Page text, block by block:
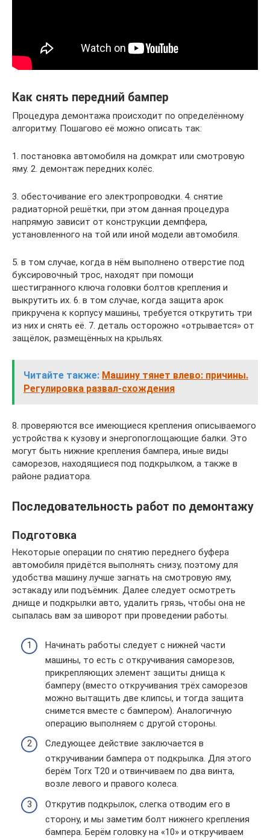
Как снять передний бампер
Процедура демонтажа происходит по определённому
алгоритму. Пошагово её можно описать так:
1. постановка автомобиля на домкрат или смотровую
яму. 2. демонтаж передних колёс.
3. обесточивание его электропроводки. 4. снятие
радиаторной решётки, при этом данная процедура
напрямую зависит от конструкции демпфера,
установленного на той или иной модели автомобиля.
5. в том случае, когда в нём выполнено отверстие под
буксировочный трос, находят при помощи
шестигранного ключа головки болтов крепления и
выкрутить их. 6. в том случае, когда защита арок
прикручена к корпусу машины, требуется открутить три
из них и снять её. 7. деталь осторожно «отрывается» от
защёлок, размещённых на крыльях.
Читайте также: Машину тянет влево: причины.
Регулировка развал-схождения
8. проверяются все имеющиеся крепления описываемого
устройства к кузову и энергопоглощающие балки. Это
могут быть нижние крепления бампера, иные виды
саморезов, находящиеся под подкрылком, а также в
районе радиатора.
Последовательность работ по демонтажу
Подготовка
Некоторые операции по снятию переднего буфера
автомобиля придётся выполнять снизу, поэтому для
удобства машину лучше загнать на смотровую яму,
эстакаду или подъёмник. Далее следует осмотреть
днище и подкрылки авто, удалить грязь, чтобы она не
сыпалась вам за шиворот при проведении работы.
Начинать работы следует с нижней части
машины, то есть с откручивания саморезов,
прикрепляющих элемент защиты днища к
бамперу (вместо откручивания трёх саморезов
можно вытащить две клипсы, и тогда защита
снимется вместе с бампером). Аналогичную
операцию выполняем с другой стороны.
Следующее действие заключается в
откручивании бампера от подкрылка. Для этого
берём Torx T20 и отвинчиваем по два винта,
возле левого и правого колеса.
Открутив подкрылок, слегка отводим его в
сторону, и мы заметим болт нижнего крепления
бампера. Берём головку на «10» и откручиваем